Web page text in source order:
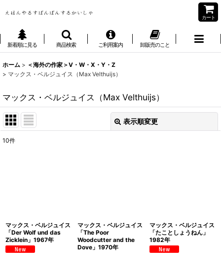
カート
新着順に見る 商品検索 ご利用案内 卸販売のこと
ホーム > ＜海外の作家＞V・W・X・Y・Z
> マックス・ベルジュイス（Max Velthuijs）
マックス・ベルジュイス（Max Velthuijs）
表示順変更
10件
マックス・ベルジュイス
「Der Wolf und das
Zicklein」1967年
マックス・ベルジュイス
「The Poor
Woodcutter and the
Dove」1970年
マックス・ベルジュイス
「たことしょうねん」
1982年